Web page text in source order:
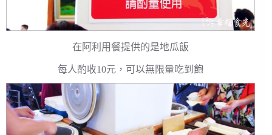
在阿利用餐提供的是地瓜飯
每人酌收10元，可以無限量吃到飽